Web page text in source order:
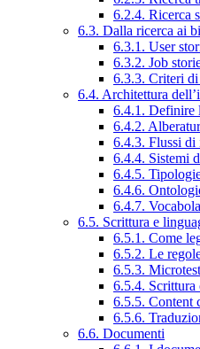
6.2.4. Ricerca
6.3. Dalla ricerca ai
6.3.1. User
6.3.2. Job
6.3.3. Criteri di
6.4. Architettura
6.4.1. Definire
6.4.2.
6.4.3. Flussi di
6.4.4. Sistemi
6.4.5.
6.4.6.
6.4.7.
6.5. Scrittura e
6.5.1. Come
6.5.2. Le
6.5.3.
6.5.4. Scrittura
6.5.5. Content
6.5.6.
6.6. Documenti